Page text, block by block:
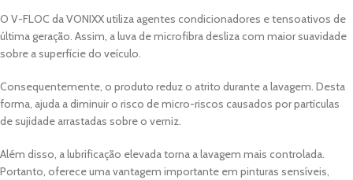
O V-FLOC da VONIXX utiliza agentes condicionadores e tensoativos de
última geração. Assim, a luva de microfibra desliza com maior suavidade
sobre a superfície do veículo.
Consequentemente, o produto reduz o atrito durante a lavagem. Desta
forma, ajuda a diminuir o risco de micro-riscos causados por partículas
de sujidade arrastadas sobre o verniz.
Além disso, a lubrificação elevada torna a lavagem mais controlada.
Portanto, oferece uma vantagem importante em pinturas sensíveis,